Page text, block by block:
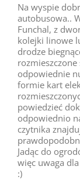
Na wyspie
autobusowa..
Funchal, z
kolejki linowe
drodze
odpowiednie
formie kart
powiedzieć
odpowiednio
czytnika
Jadąc do
więc uwaga
:)